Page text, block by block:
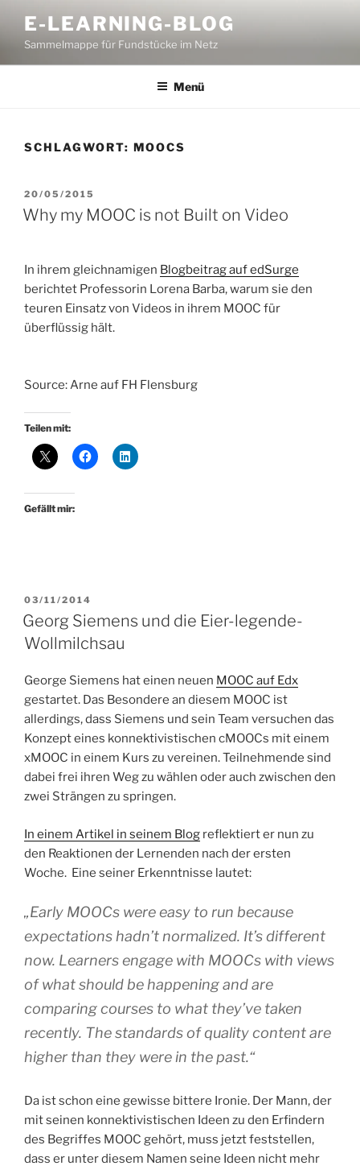
Inhalt
springen
E-LEARNING-BLOG
Sammelmappe für Fundstücke im Netz
Menü
SCHLAGWORT: MOOCS
VERÖFFENTLICHT
AM
20/05/2015
Why my MOOC is not Built on Video
In ihrem gleichnamigen Blogbeitrag auf edSurge
berichtet Professorin Lorena Barba, warum sie den
teuren Einsatz von Videos in ihrem MOOC für
überflüssig hält.
Source: Arne auf FH Flensburg
Teilen mit:
Gefällt mir:
VERÖFFENTLICHT
AM
03/11/2014
Georg Siemens und die Eier-legende-
Wollmilchsau
George Siemens hat einen neuen MOOC auf Edx
gestartet. Das Besondere an diesem MOOC ist
allerdings, dass Siemens und sein Team versuchen das
Konzept eines konnektivistischen cMOOCs mit einem
xMOOC in einem Kurs zu vereinen. Teilnehmende sind
dabei frei ihren Weg zu wählen oder auch zwischen den
zwei Strängen zu springen.
In einem Artikel in seinem Blog reflektiert er nun zu
den Reaktionen der Lernenden nach der ersten
Woche. Eine seiner Erkenntnisse lautet:
„Early MOOCs were easy to run because
expectations hadn’t normalized. It’s different
now. Learners engage with MOOCs with views
of what should be happening and are
comparing courses to what they’ve taken
recently. The standards of quality content are
higher than they were in the past.“
Da ist schon eine gewisse bittere Ironie. Der Mann, der
mit seinen konnektivistischen Ideen zu den Erfindern
des Begriffes MOOC gehört, muss jetzt feststellen,
dass er unter diesem Namen seine Ideen nicht mehr